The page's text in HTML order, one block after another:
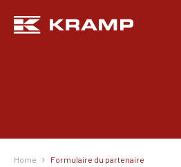
Home Formulaire du partenaire